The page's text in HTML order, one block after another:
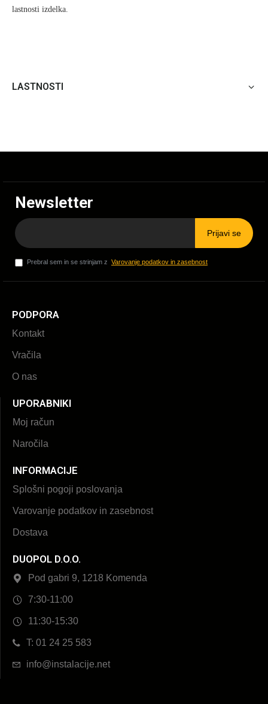
lastnosti izdelka.
LASTNOSTI
Newsletter
Prijavi se
Prebral sem in se strinjam z Varovanje podatkov in zasebnost
PODPORA
Kontakt
Vračila
O nas
UPORABNIKI
Moj račun
Naročila
INFORMACIJE
Splošni pogoji poslovanja
Varovanje podatkov in zasebnost
Dostava
DUOPOL D.O.O.
Pod gabri 9, 1218 Komenda
7:30-11:00
11:30-15:30
T: 01 24 25 583
info@instalacije.net